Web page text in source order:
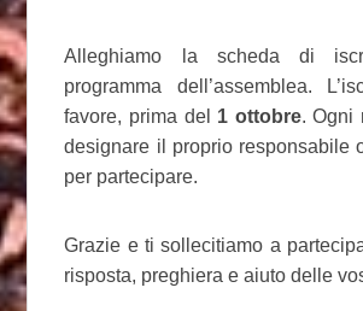
Alleghiamo la scheda di
programma dell’assemblea.
favore, prima del 1 ottobre. Ogni
designare il proprio responsabile
per partecipare.
Grazie e ti sollecitiamo a
risposta, preghiera e aiuto delle